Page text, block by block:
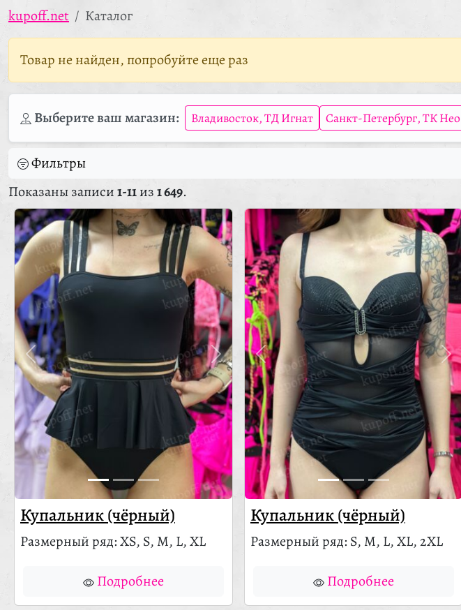
kupoff.net Каталог
Товар не найден, попробуйте еще раз
Выберите ваш магазин: Владивосток, ТД Игнат Санкт-Петербург, ТК Нео
Фильтры
Показаны записи1-11из1 649.
Купальник (чёрный)
Размерный ряд: XS, S, M, L, XL
Подробнее
Купальник (чёрный)
Размерный ряд: S, M, L, XL, 2XL
Подробнее